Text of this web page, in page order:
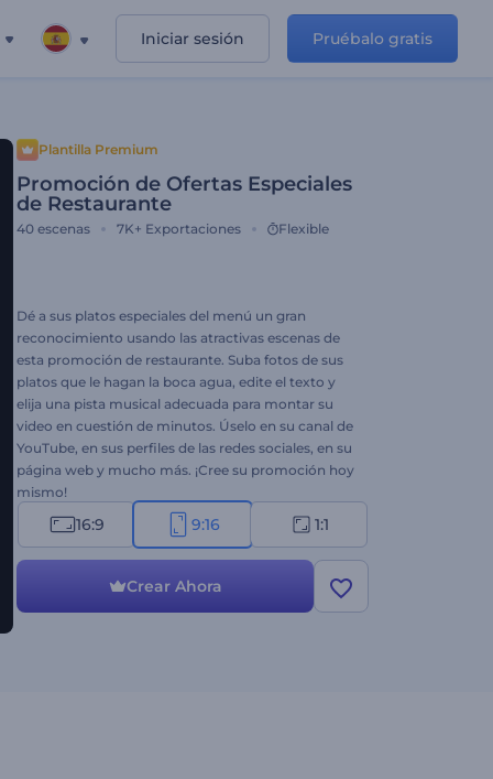
Iniciar sesión Pruébalo gratis
Plantilla Premium
Promoción de Ofertas Especiales
de Restaurante
40 escenas 7K+ Exportaciones Flexible
Dé a sus platos especiales del menú un gran
reconocimiento usando las atractivas escenas de
esta promoción de restaurante. Suba fotos de sus
platos que le hagan la boca agua, edite el texto y
elija una pista musical adecuada para montar su
video en cuestión de minutos. Úselo en su canal de
YouTube, en sus perfiles de las redes sociales, en su
página web y mucho más. ¡Cree su promoción hoy
mismo!
16:9 9:16 1:1
Crear Ahora